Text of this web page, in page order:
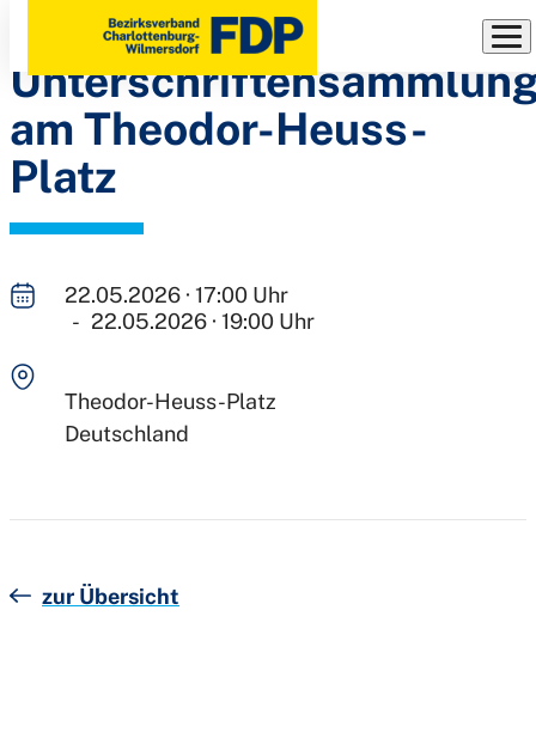
Inhalt
Infostand und
am Theodor-Heuss-
Platz
22.05.2026 · 17:00 Uhr
- 22.05.2026 · 19:00 Uhr
Theodor-Heuss-Platz
Deutschland
zur Übersicht